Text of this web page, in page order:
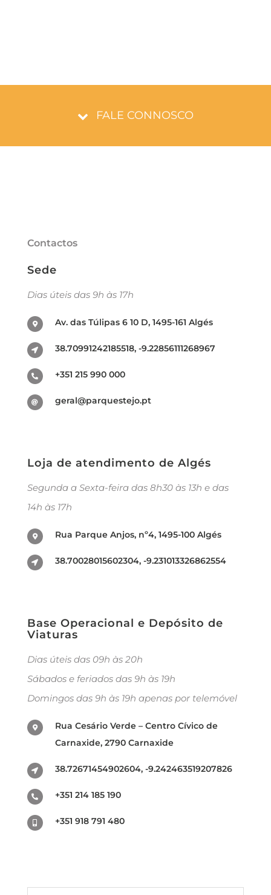
FALE CONNOSCO
Contactos
Sede
Dias úteis das 9h às 17h
Av. das Túlipas 6 10 D, 1495-161 Algés
38.70991242185518, -9.22856111268967
+351 215 990 000
geral@parquestejo.pt
Loja de atendimento de Algés
Segunda a Sexta-feira das 8h30 às 13h e das
14h às 17h
Rua Parque Anjos, nº4, 1495-100 Algés
38.70028015602304, -9.231013326862554
Base Operacional e Depósito de
Viaturas
Dias úteis das 09h às 20h
Sábados e feriados das 9h às 19h
Domingos das 9h às 19h apenas por telemóvel
Rua Cesário Verde – Centro Cívico de
Carnaxide, 2790 Carnaxide
38.72671454902604, -9.242463519207826
+351 214 185 190
+351 918 791 480